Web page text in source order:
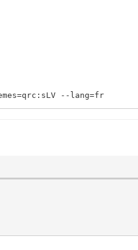
--lang=fr
components/
to: "ws://
Binding loop